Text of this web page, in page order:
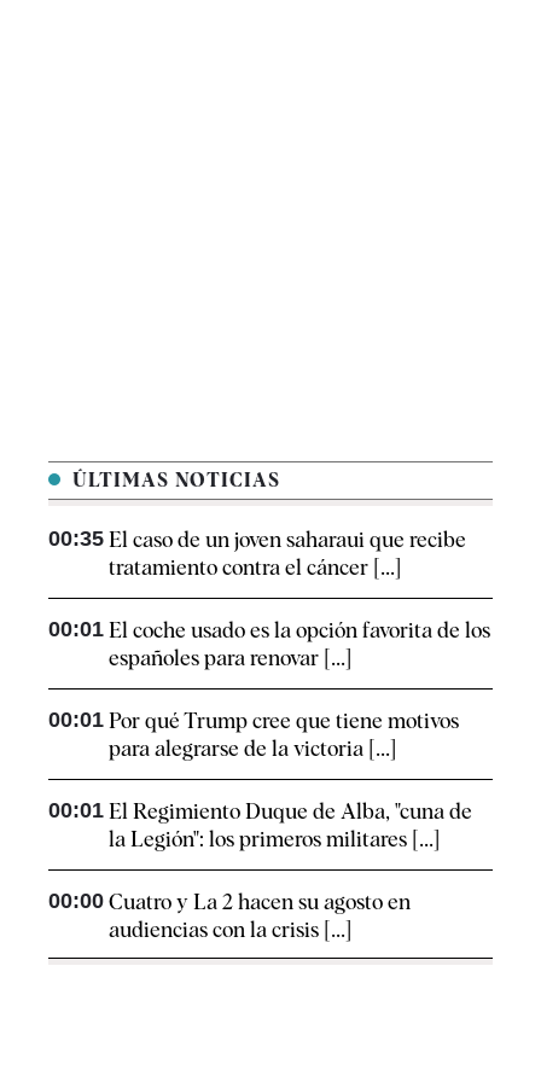
ÚLTIMAS NOTICIAS
00:35 El caso de un joven saharaui que recibe
tratamiento contra el cáncer [...]
00:01 El coche usado es la opción favorita de los
españoles para renovar [...]
00:01 Por qué Trump cree que tiene motivos
para alegrarse de la victoria [...]
00:01 El Regimiento Duque de Alba, "cuna de
la Legión": los primeros militares [...]
00:00 Cuatro y La 2 hacen su agosto en
audiencias con la crisis [...]